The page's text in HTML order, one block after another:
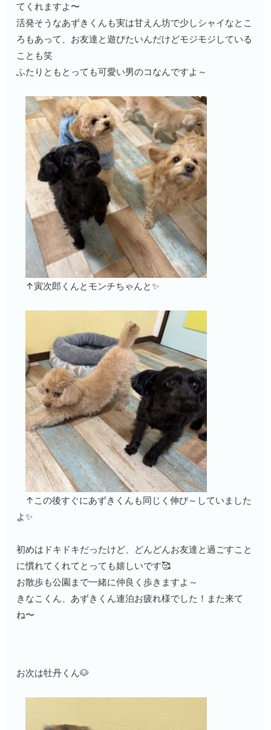
てくれますよ〜
活発そうなあずきくんも実は甘えん坊で少しシャイなとこ
ろもあって、お友達と遊びたいんだけどモジモジしている
ことも笑
ふたりともとっても可愛い男のコなんですよ～
↑寅次郎くんとモンチちゃんと✨
↑この後すぐにあずきくんも同じく伸び～していました
よ✨
初めはドキドキだったけど、どんどんお友達と過ごすこと
に慣れてくれてとっても嬉しいです🥰
お散歩も公園まで一緒に仲良く歩きますよ～
きなこくん、あずきくん連泊お疲れ様でした！また来て
ね〜
お次は牡丹くん🐶